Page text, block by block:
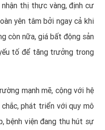
nhận thị thực vàng,định cư
yên tâm bởi ngay cả khi
còn nữa, giá bất động sản
tố để tăng trưởng trong
mạnh mẽ, cộng với hệ
phát triển với quy mô
bệnh viện đang thu hút sự